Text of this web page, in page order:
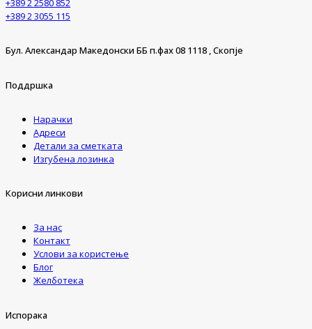
+389 2 2580 852
+389 2 3055 115
Бул. Александар Македонски ББ п.фах 08 1118 , Скопје
Поддршка
Нарачки
Адреси
Детали за сметката
Изгубена лозинка
Корисни линкови
За нас
Контакт
Услови за користење
Блог
Желботека
Испорака